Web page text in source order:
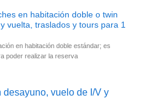
en habitación doble o twin
vuelta, traslados y tours para 1
en habitación doble estándar; es
poder realizar la reserva